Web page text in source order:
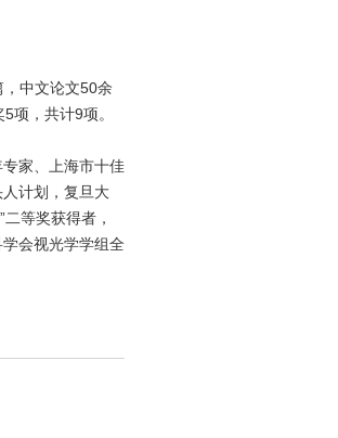
，中文论文50余
项，共计9项。
家、上海市十佳
计划，复旦大
等奖获得者，
会视光学学组全